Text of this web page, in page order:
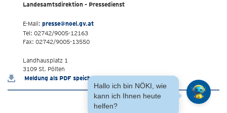
Landesamtsdirektion - Pressedienst
E-Mail: presse@noel.gv.at
Tel: 02742/9005-12163
Fax: 02742/9005-13550
Landhausplatz 1
3109 St. Pölten
Meldung als PDF speichern
Hallo ich bin NÖKI, wie
kann ich Ihnen heute
helfen?